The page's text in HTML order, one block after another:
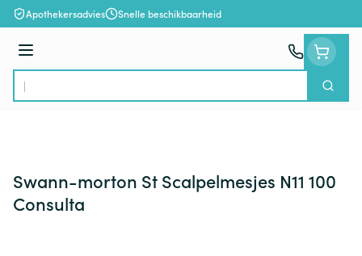
Ga naar de inhoud
Apothekersadvies Snelle beschikbaarheid
Menu
Product, merk, categorie...
Zoek
Swann-morton St Scalpelmesjes N11 100
Consulta